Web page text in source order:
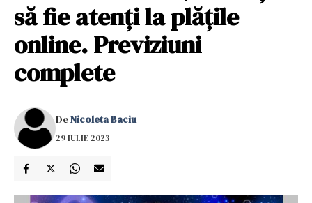
să fie atenți la plățile
online. Previziuni
complete
DeNicoleta Baciu
29 IULIE 2023